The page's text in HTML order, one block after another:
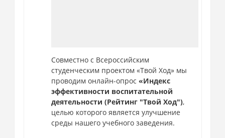
Совместно с Всероссийским
студенческим проектом «Твой Ход» мы
проводим онлайн-опрос «Индекс
эффективности воспитательной
деятельности (Рейтинг "Твой Ход"),
целью которого является улучшение
среды нашего учебного заведения.